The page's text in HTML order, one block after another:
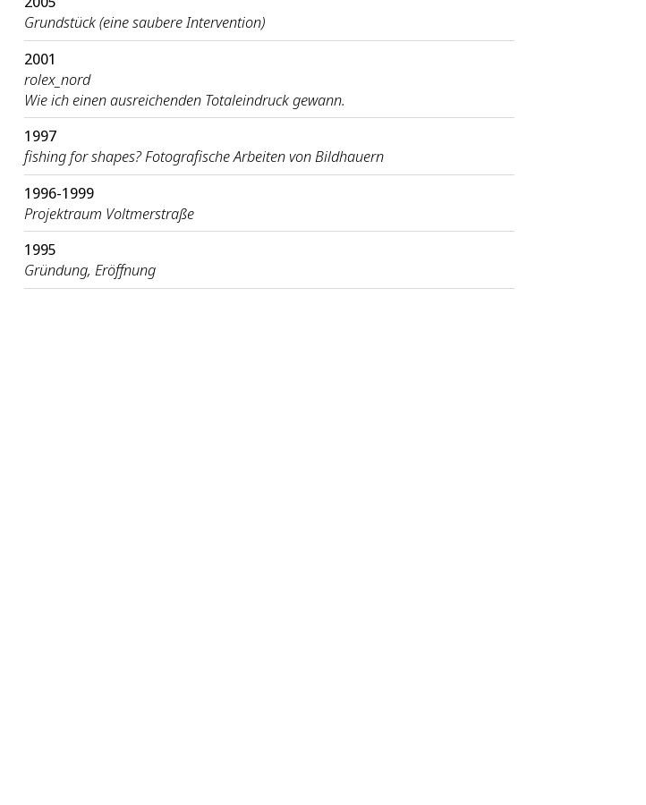
Grundstück (eine saubere Intervention)
2001
rolex_nord
Wie ich einen ausreichenden Totaleindruck gewann.
1997
fishing for shapes? Fotografische Arbeiten von Bildhauern
1996-1999
Projektraum Voltmerstraße
1995
Gründung, Eröffnung